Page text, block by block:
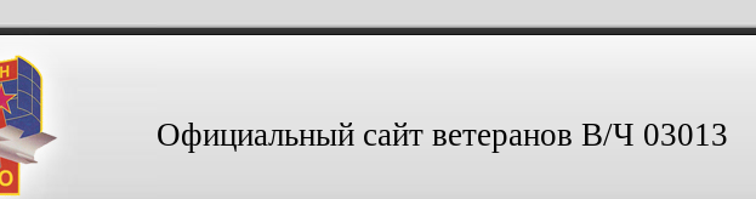
Официальный сайт ветеранов В/Ч 03013